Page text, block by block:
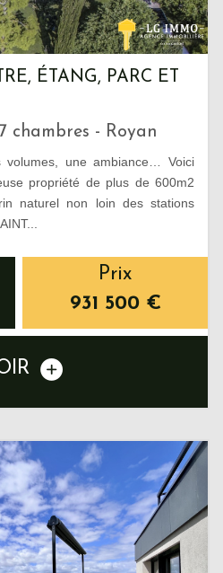
ÉTANG, PARC ET
chambres - Royan
une ambiance… Voici
propriété de plus de 600m2
naturel non loin des stations
Prix
931 500 €